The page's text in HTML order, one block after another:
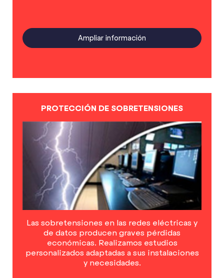
Ampliar información
PROTECCIÓN DE SOBRETENSIONES
Las sobretensiones en las redes eléctricas y
de datos producen graves pérdidas
económicas. Realizamos estudios
personalizados adaptadas a sus instalaciones
y necesidades.